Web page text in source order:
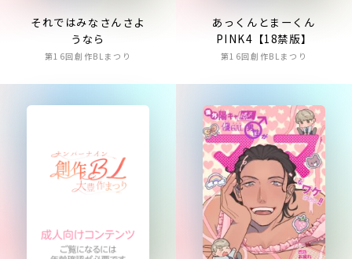
それではみなさんさよ
うなら
第16回創作BLまつり
あっくんとまーくん
PINK4【18禁版】
第16回創作BLまつり